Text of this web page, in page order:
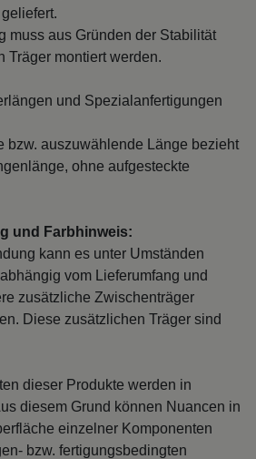
muss aus Gründen der Stabilität
Träger montiert werden.
und Spezialanfertigungen
bzw. auszuwählende Länge bezieht
ohne aufgesteckte
und Farbhinweis:
kann es unter Umständen
vom Lieferumfang und
zusätzliche Zwischenträger
Diese zusätzlichen Träger sind
dieser Produkte werden in
diesem Grund können Nuancen in
einzelner Komponenten
bzw. fertigungsbedingten